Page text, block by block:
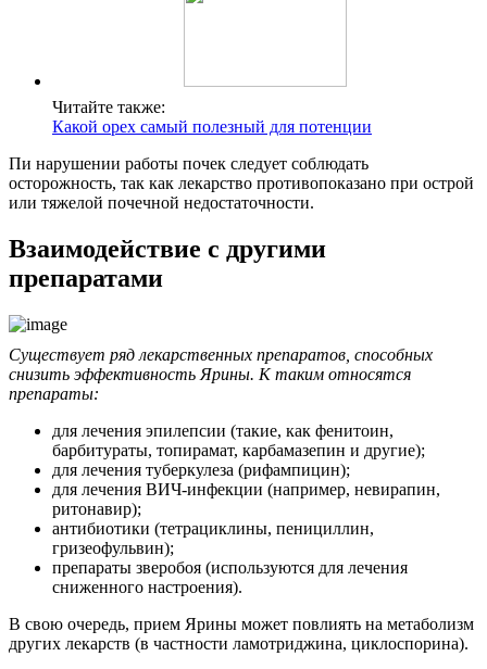
Читайте также:
Какой орех самый полезный для потенции
Пи нарушении работы почек следует соблюдать
осторожность, так как лекарство противопоказано при острой
или тяжелой почечной недостаточности.
Взаимодействие с другими
препаратами
Существует ряд лекарственных препаратов, способных
снизить эффективность Ярины. К таким относятся
препараты:
для лечения эпилепсии (такие, как фенитоин,
барбитураты, топирамат, карбамазепин и другие);
для лечения туберкулеза (рифампицин);
для лечения ВИЧ-инфекции (например, невирапин,
ритонавир);
антибиотики (тетрациклины, пенициллин,
гризеофульвин);
препараты зверобоя (используются для лечения
сниженного настроения).
В свою очередь, прием Ярины может повлиять на метаболизм
других лекарств (в частности ламотриджина, циклоспорина).